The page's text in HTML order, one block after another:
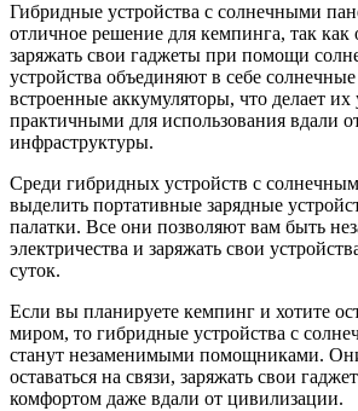
Гибридные устройства с солнечными
отличное решение для кемпинга, так
заряжать свои гаджеты при помощи
устройства объединяют в себе
встроенные аккумуляторы, что делает
практичными для использования вдали
инфраструктуры.
Среди гибридных устройств с
выделить портативные зарядные
палатки. Все они позволяют вам быть
электричества и заряжать свои
суток.
Если вы планируете кемпинг и хотите
миром, то гибридные устройства с
станут незаменимыми помощниками.
оставаться на связи, заряжать свои
комфортом даже вдали от цивилизации.